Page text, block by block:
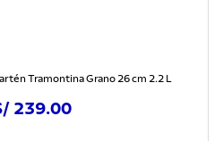
Tramontina Grano 26 cm 2.2 L
239.00